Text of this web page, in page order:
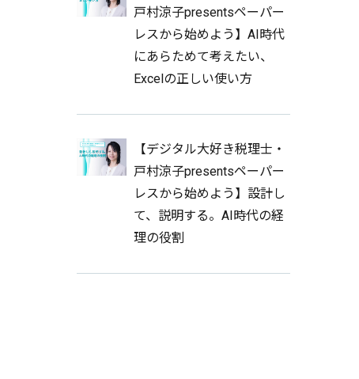
戸村涼子presentsペーパー
レスから始めよう】AI時代
にあらためて考えたい、
Excelの正しい使い方
【デジタル大好き税理士・
戸村涼子presentsペーパー
レスから始めよう】設計し
て、説明する。AI時代の経
理の役割